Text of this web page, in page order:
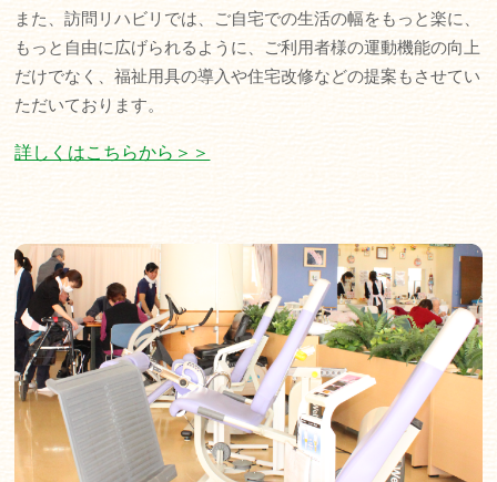
また、訪問リハビリでは、ご自宅での生活の幅をもっと楽に、
もっと自由に広げられるように、ご利用者様の運動機能の向上
だけでなく、福祉用具の導入や住宅改修などの提案もさせてい
ただいております。
詳しくはこちらから＞＞